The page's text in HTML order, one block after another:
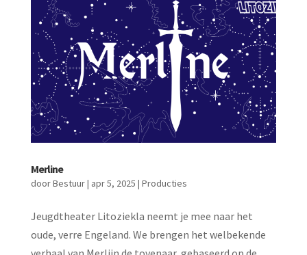
Merline
doorBestuur| apr 5, 2025 | Producties
Jeugdtheater Litoziekla neemt je mee naar het
oude, verre Engeland. We brengen het welbekende